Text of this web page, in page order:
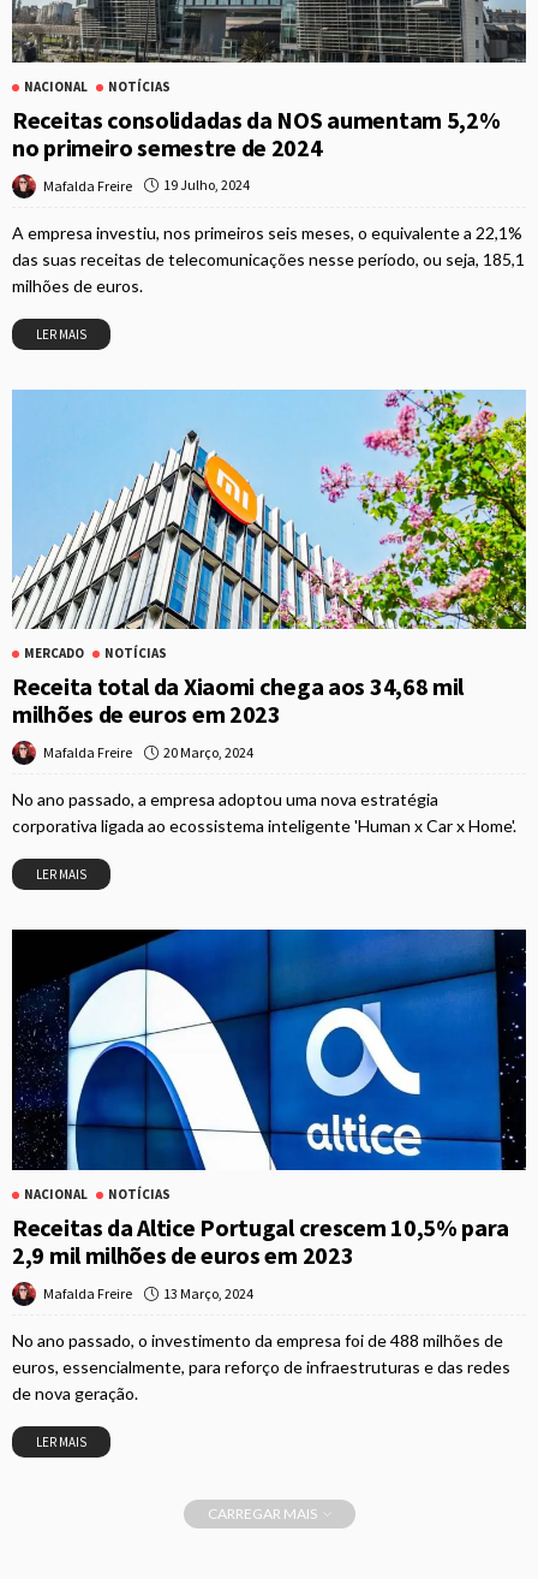
NACIONAL NOTÍCIAS
Receitas consolidadas da NOS aumentam 5,2%
no primeiro semestre de 2024
Mafalda Freire 19 Julho, 2024
A empresa investiu, nos primeiros seis meses, o equivalente a 22,1%
das suas receitas de telecomunicações nesse período, ou seja, 185,1
milhões de euros.
LER MAIS
MERCADO NOTÍCIAS
Receita total da Xiaomi chega aos 34,68 mil
milhões de euros em 2023
Mafalda Freire 20 Março, 2024
No ano passado, a empresa adoptou uma nova estratégia
corporativa ligada ao ecossistema inteligente 'Human x Car x Home'.
LER MAIS
NACIONAL NOTÍCIAS
Receitas da Altice Portugal crescem 10,5% para
2,9 mil milhões de euros em 2023
Mafalda Freire 13 Março, 2024
No ano passado, o investimento da empresa foi de 488 milhões de
euros, essencialmente, para reforço de infraestruturas e das redes
de nova geração.
LER MAIS
CARREGAR MAIS